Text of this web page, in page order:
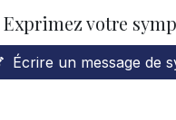
Exprimez votre
Écrire un message de